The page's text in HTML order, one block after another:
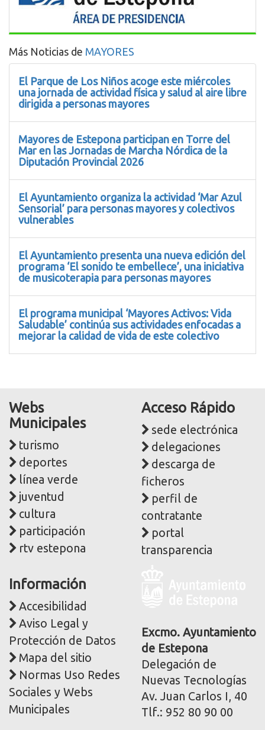
Más Noticias de MAYORES
El Parque de Los Niños acoge este miércoles
una jornada de actividad física y salud al aire libre
dirigida a personas mayores
Mayores de Estepona participan en Torre del
Mar en las Jornadas de Marcha Nórdica de la
Diputación Provincial 2026
El Ayuntamiento organiza la actividad ‘Mar Azul
Sensorial’ para personas mayores y colectivos
vulnerables
El Ayuntamiento presenta una nueva edición del
programa ‘El sonido te embellece’, una iniciativa
de musicoterapia para personas mayores
El programa municipal ‘Mayores Activos: Vida
Saludable’ continúa sus actividades enfocadas a
mejorar la calidad de vida de este colectivo
Webs
Municipales
turismo
deportes
línea verde
juventud
cultura
participación
rtv estepona
Acceso Rápido
sede electrónica
delegaciones
descarga de
ficheros
perfil de
contratante
portal
transparencia
Información
Accesibilidad
Aviso Legal y
Protección de Datos
Mapa del sitio
Normas Uso Redes
Sociales y Webs
Municipales
corporativa
Excmo. Ayuntamiento
de Estepona
Delegación de
Nuevas Tecnologías
Av. Juan Carlos I, 40
Tlf.: 952 80 90 00